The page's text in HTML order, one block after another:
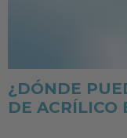
¿DÓNDE
DE ACRÍLICO